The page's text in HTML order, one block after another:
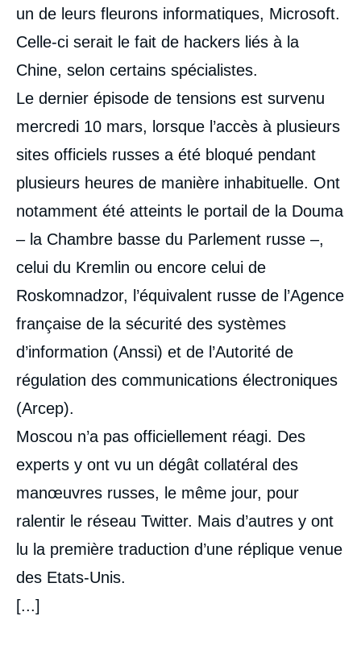
un de leurs fleurons informatiques, Microsoft.
Celle-ci serait le fait de hackers liés à la
Chine, selon certains spécialistes.
Le dernier épisode de tensions est survenu
mercredi 10 mars, lorsque l’accès à plusieurs
sites officiels russes a été bloqué pendant
plusieurs heures de manière inhabituelle. Ont
notamment été atteints le portail de la Douma
– la Chambre basse du Parlement russe –,
celui du Kremlin ou encore celui de
Roskomnadzor, l’équivalent russe de l’Agence
française de la sécurité des systèmes
d’information (Anssi) et de l’Autorité de
régulation des communications électroniques
(Arcep).
Moscou n’a pas officiellement réagi. Des
experts y ont vu un dégât collatéral des
manœuvres russes, le même jour, pour
ralentir le réseau Twitter. Mais d’autres y ont
lu la première traduction d’une réplique venue
des Etats-Unis.
[...]